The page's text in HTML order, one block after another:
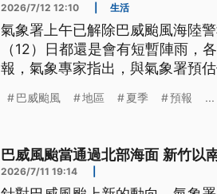
2026/7/12 12:10 生活
氣象署上午已解除巴威颱風海陸
（12）日都還是會有短暫陣雨，
報，氣象專家指出，與氣象署預
巴威颱風 地區 夏季 預報 ...
巴威風颱當通過北部海面 新竹以
2026/7/11 19:14